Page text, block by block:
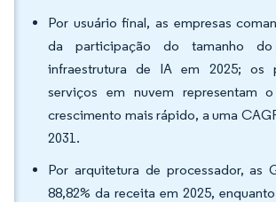
Por usuário final, as empresas
da participação do tamanho
infraestrutura de IA em 2025; os
serviços em nuvem representam
crescimento mais rápido, a uma
2031.
Por arquitetura de processador, as
88,82% da receita em 2025,